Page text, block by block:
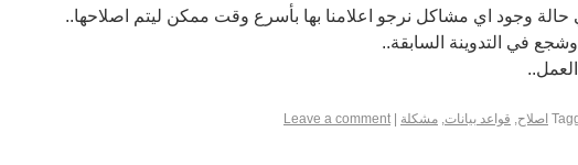
وجود اي مشاكل نرجو اعلامنا بها بأسرع وقت ممكن ليتم اصلاحها..
في التدوينة السابقة..
اصلاح, قواعد بيانات, مشكلة Leave a comment